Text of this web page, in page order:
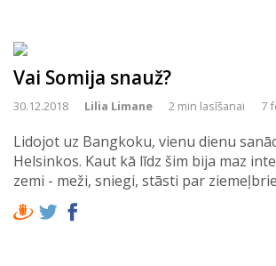
Vai Somija snauž?
30.12.2018 Lilia Limane 2 min lasīšanai 7
Lidojot uz Bangkoku, vienu dienu
Helsinkos. Kaut kā līdz šim bija maz
zemi - meži, sniegi, stāsti par